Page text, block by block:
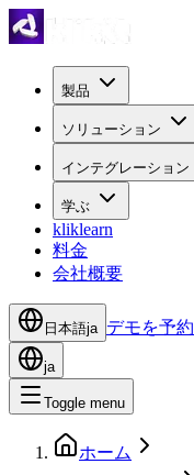
製品
ソリューション
インテグレーション
学ぶ
kliklearn
料金
会社概要
日本語ja デモを予約
ja
Toggle menu
ホーム